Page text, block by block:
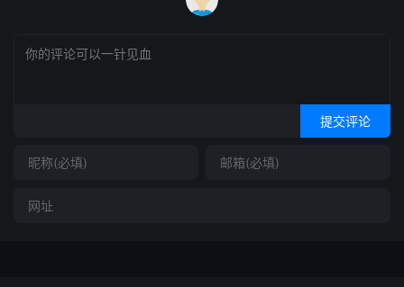
提交评论